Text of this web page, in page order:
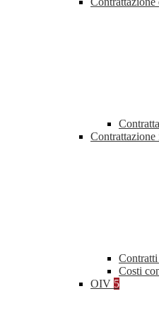
Contrattazione
Costi
OIV 5